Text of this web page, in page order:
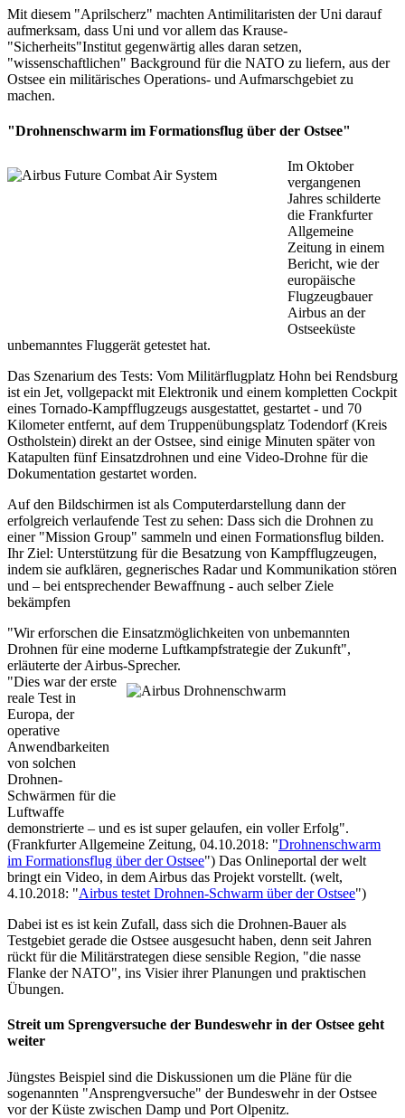
Mit diesem "Aprilscherz" machten Antimilitaristen der Uni darauf
aufmerksam, dass Uni und vor allem das Krause-
"Sicherheits"Institut gegenwärtig alles daran setzen,
"wissenschaftlichen" Background für die NATO zu liefern, aus der
Ostsee ein militärisches Operations- und Aufmarschgebiet zu
machen.
"Drohnenschwarm im Formationsflug über der Ostsee"
Im Oktober
vergangenen
Jahres schilderte
die Frankfurter
Allgemeine
Zeitung in einem
Bericht, wie der
europäische
Flugzeugbauer
Airbus an der
Ostseeküste
unbemanntes Fluggerät getestet hat.
Das Szenarium des Tests: Vom Militärflugplatz Hohn bei Rendsburg
ist ein Jet, vollgepackt mit Elektronik und einem kompletten Cockpit
eines Tornado-Kampfflugzeugs ausgestattet, gestartet - und 70
Kilometer entfernt, auf dem Truppenübungsplatz Todendorf (Kreis
Ostholstein) direkt an der Ostsee, sind einige Minuten später von
Katapulten fünf Einsatzdrohnen und eine Video-Drohne für die
Dokumentation gestartet worden.
Auf den Bildschirmen ist als Computerdarstellung dann der
erfolgreich verlaufende Test zu sehen: Dass sich die Drohnen zu
einer "Mission Group" sammeln und einen Formationsflug bilden.
Ihr Ziel: Unterstützung für die Besatzung von Kampfflugzeugen,
indem sie aufklären, gegnerisches Radar und Kommunikation stören
und – bei entsprechender Bewaffnung - auch selber Ziele
bekämpfen
"Wir erforschen die Einsatzmöglichkeiten von unbemannten
Drohnen für eine moderne Luftkampfstrategie der Zukunft",
erläuterte der Airbus-Sprecher.
"Dies war der erste
reale Test in
Europa, der
operative
Anwendbarkeiten
von solchen
Drohnen-
Schwärmen für die
Luftwaffe
demonstrierte – und es ist super gelaufen, ein voller Erfolg".
(Frankfurter Allgemeine Zeitung, 04.10.2018: "Drohnenschwarm
im Formationsflug über der Ostsee") Das Onlineportal der welt
bringt ein Video, in dem Airbus das Projekt vorstellt. (welt,
4.10.2018: "Airbus testet Drohnen-Schwarm über der Ostsee")
Dabei ist es ist kein Zufall, dass sich die Drohnen-Bauer als
Testgebiet gerade die Ostsee ausgesucht haben, denn seit Jahren
rückt für die Militärstrategen diese sensible Region, "die nasse
Flanke der NATO", ins Visier ihrer Planungen und praktischen
Übungen.
Streit um Sprengversuche der Bundeswehr in der Ostsee geht
weiter
Jüngstes Beispiel sind die Diskussionen um die Pläne für die
sogenannten "Ansprengversuche" der Bundeswehr in der Ostsee
vor der Küste zwischen Damp und Port Olpenitz.